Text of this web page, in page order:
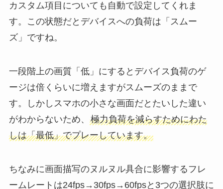
カスタム項目についても自動で設定してくれま
す。この状態だとデバイスへの負荷は「スムー
ズ」ですね。
一段階上の画質「低」にするとデバイス負荷のゲ
ージは倍くらいに増えますがスムーズのままで
す。しかしスマホの小さな画面だとたいした違い
がわからないため、 極力負荷を減らすためにわた
しは「最低」でプレーしています。
ちなみに画面描写のヌルヌル具合に影響するフレ
ームレートは24fps→30fps→60fpsと3つの選択肢に